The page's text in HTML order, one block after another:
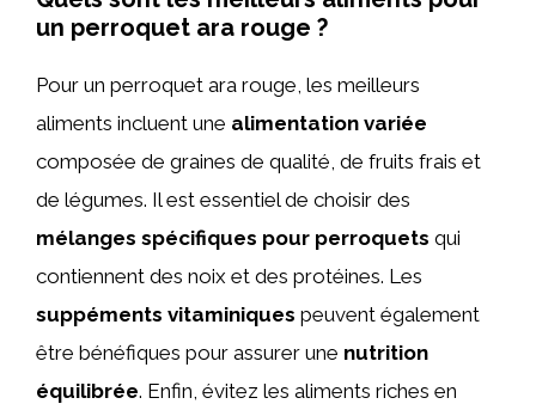
un perroquet ara rouge ?
Pour un perroquet ara rouge, les meilleurs
aliments incluent une alimentation variée
composée de graines de qualité, de fruits frais et
de légumes. Il est essentiel de choisir des
mélanges spécifiques pour perroquets qui
contiennent des noix et des protéines. Les
suppéments vitaminiques peuvent également
être bénéfiques pour assurer une nutrition
équilibrée. Enfin, évitez les aliments riches en